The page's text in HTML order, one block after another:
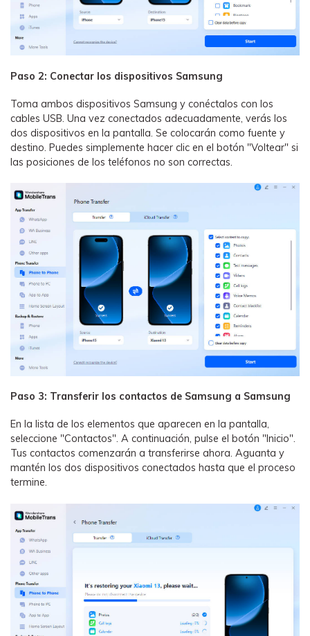
Paso 2: Conectar los dispositivos Samsung
Toma ambos dispositivos Samsung y conéctalos con los
cables USB. Una vez conectados adecuadamente, verás los
dos dispositivos en la pantalla. Se colocarán como fuente y
destino. Puedes simplemente hacer clic en el botón "Voltear" si
las posiciones de los teléfonos no son correctas.
Paso 3: Transferir los contactos de Samsung a Samsung
En la lista de los elementos que aparecen en la pantalla,
seleccione "Contactos". A continuación, pulse el botón "Inicio".
Tus contactos comenzarán a transferirse ahora. Aguanta y
mantén los dos dispositivos conectados hasta que el proceso
termine.